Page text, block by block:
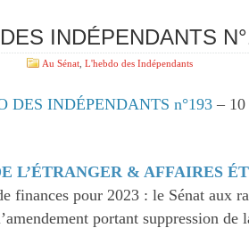
DES INDÉPENDANTS
Au Sénat L'hebdo des Indépendants
DES INDÉPENDANTS n°193 –
L’ÉTRANGER & AFFAIRES
finances pour 2023 : le Sénat aux
portant suppression de